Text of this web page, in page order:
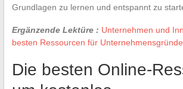
Grundlagen zu lernen und entspannt zu
Ergänzende Lektüre : Unternehmen und
besten Ressourcen für
Die besten Online-